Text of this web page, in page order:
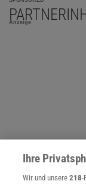
Anzeige
Ihre
Wir und unsere218-